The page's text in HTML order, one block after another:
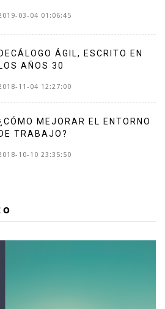
03-04 01:06:45
DECÁLOGO ÁGIL, ESCRITO EN
LOS AÑOS 30
11-04 12:27:00
MEJORAR EL ENTORNO
DE TRABAJO?
10-10 23:35:50